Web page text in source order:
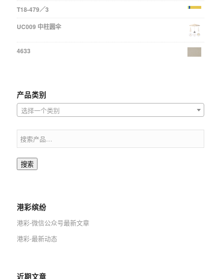
T18-479／3
UC009 中柱圆伞
4633
产品类别
选择一个类别
搜索
港彩缤纷
港彩-微信公众号最新文章
港彩-最新动态
近期文章